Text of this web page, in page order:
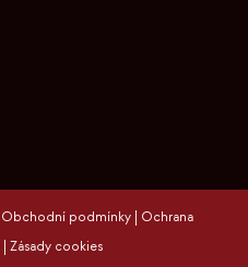
Obchodní podmínky
Ochrana
Zásady cookies